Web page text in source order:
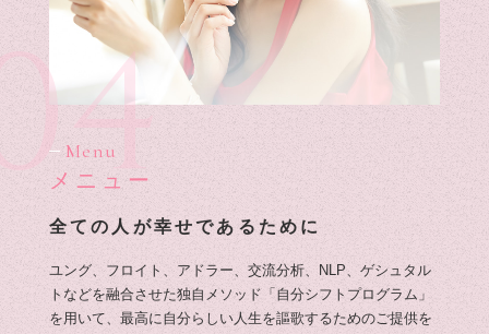
Menu
メニュー
全ての人が幸せであるために
ユング、フロイト、アドラー、交流分析、NLP、ゲシュタル
トなどを融合させた独自メソッド「自分シフトプログラム」
を用いて、最高に自分らしい人生を謳歌するためのご提供を